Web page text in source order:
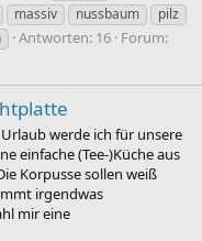
massiv nussbaum
pilz
Antworten: 16 Forum:
werde ich für unsere
einfache (Tee-)Küche aus
Korpusse sollen weiß
irgendwas
mir eine